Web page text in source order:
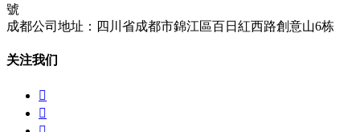
號
成都公司地址：四川省成都市錦江區百日紅西路創意山6栋
关注我们

